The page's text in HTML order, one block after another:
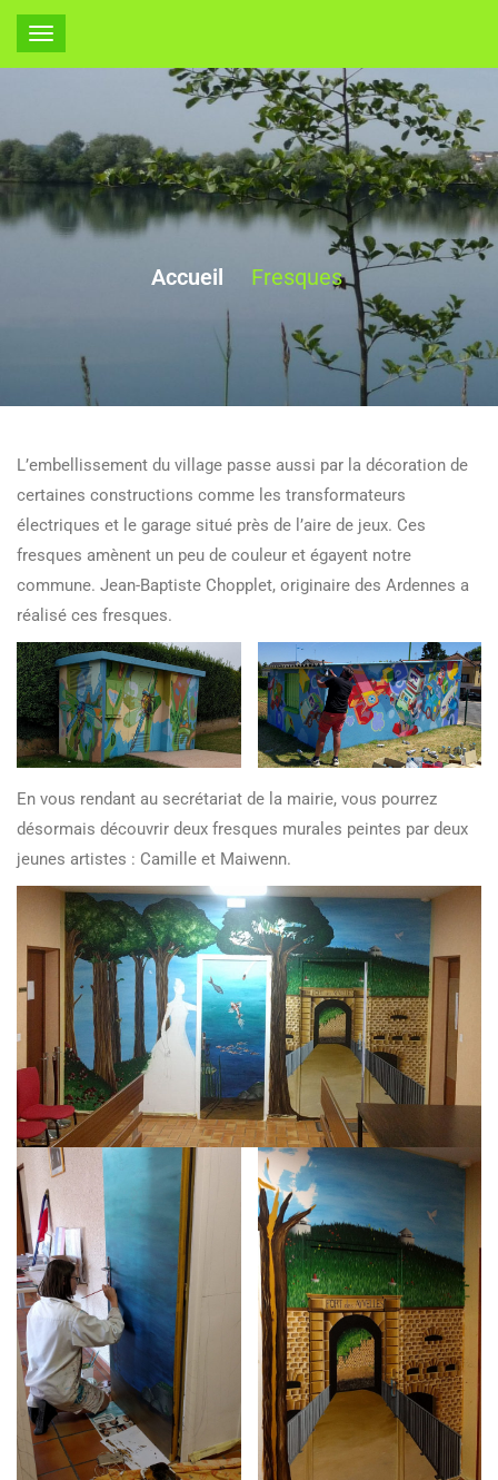
Fresques
Accueil Fresques
L’embellissement du village passe aussi par la décoration de
certaines constructions comme les transformateurs
électriques et le garage situé près de l’aire de jeux. Ces
fresques amènent un peu de couleur et égayent notre
commune. Jean-Baptiste Chopplet, originaire des Ardennes a
réalisé ces fresques.
En vous rendant au secrétariat de la mairie, vous pourrez
désormais découvrir deux fresques murales peintes par deux
jeunes artistes : Camille et Maiwenn.